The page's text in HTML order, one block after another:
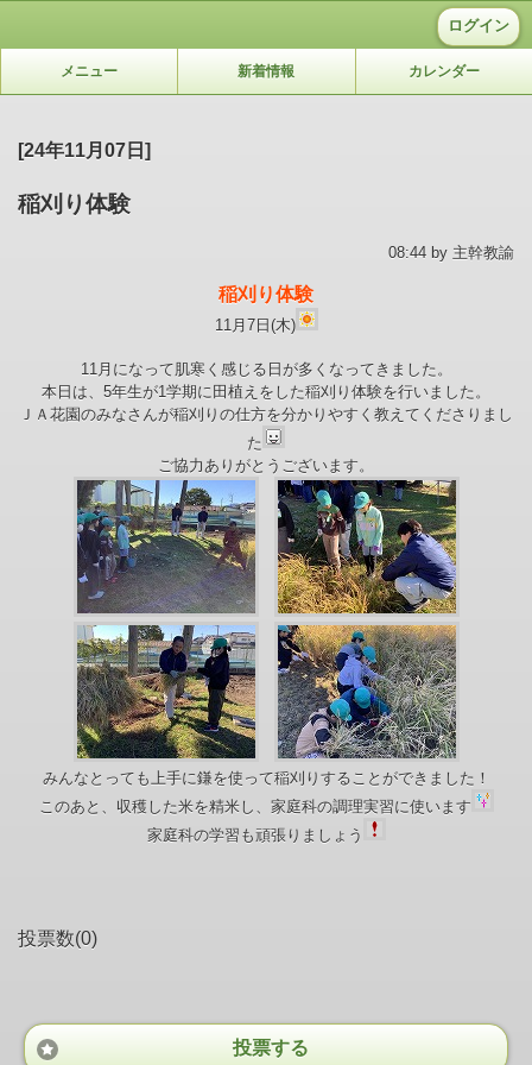
ログイン
メニュー 新着情報 カレンダー
[24年11月07日]
稲刈り体験
08:44 by 主幹教諭
稲刈り体験
11月7日(木)
11月になって肌寒く感じる日が多くなってきました。
本日は、5年生が1学期に田植えをした稲刈り体験を行いました。
ＪＡ花園のみなさんが稲刈りの仕方を分かりやすく教えてくださりまし
た
ご協力ありがとうございます。
みんなとっても上手に鎌を使って稲刈りすることができました！
このあと、収穫した米を精米し、家庭科の調理実習に使います
家庭科の学習も頑張りましょう
投票数(0)
投票する